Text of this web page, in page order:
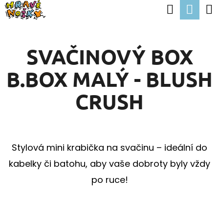
Přejít
Hledat
SVAČINOVÝ BOX
B.BOX MALÝ - BLUSH
CRUSH
Stylová mini krabička na svačinu – ideální do
kabelky či batohu, aby vaše dobroty byly vždy
po ruce!
K
O
K
Zpět
Zpět
O
Ř
E